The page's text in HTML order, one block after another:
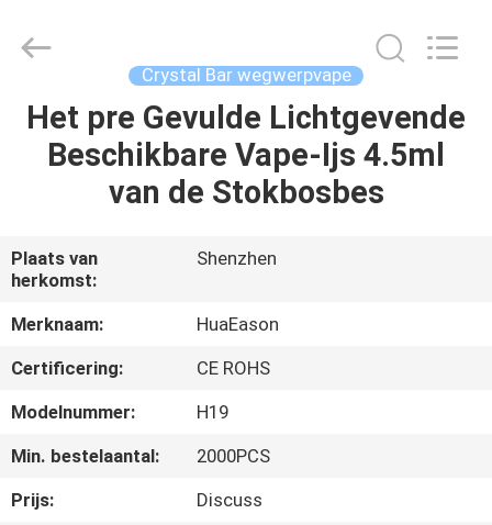
HUIS
PRODUCTEN
VIDEO'S
ONGEVEER
ONS
KWALITEITSCONTROLE
Rights
Crystal Bar wegwerpvape
Het pre Gevulde Lichtgevende
Beschikbare Vape-Ijs 4.5ml
van de Stokbosbes
Plaats van
herkomst:
Shenzhen
Merknaam:
HuaEason
Certificering:
CE ROHS
Modelnummer:
H19
Min. bestelaantal:
2000PCS
Prijs:
Discuss